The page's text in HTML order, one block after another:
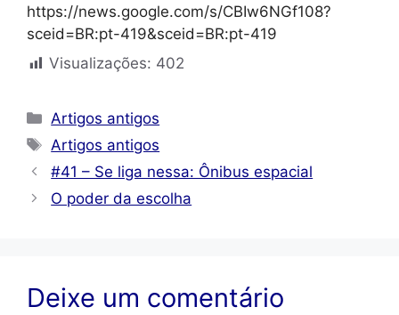
https://news.google.com/s/CBIw6NGf108?
sceid=BR:pt-419&sceid=BR:pt-419
Visualizações: 402
Categorias
Artigos antigos
Tags
Artigos antigos
#41 – Se liga nessa: Ônibus espacial
O poder da escolha
Deixe um comentário